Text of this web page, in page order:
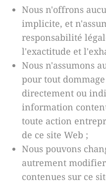
Nous n'offrons
implicite, et
responsabilité
l'exactitude et
Nous n'assumons
pour tout
directement ou
information
toute action
de ce site Web ;
Nous pouvons
autrement
contenues sur ce